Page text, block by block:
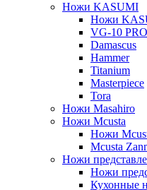
Ножи KASUMI
Ножи
VG-10 PRO
Damascus
Hammer
Titanium
Masterpiece
Tora
Ножи Masahiro
Ножи Mcusta
Ножи
Mcusta
Ножи
Ножи
Кухонные